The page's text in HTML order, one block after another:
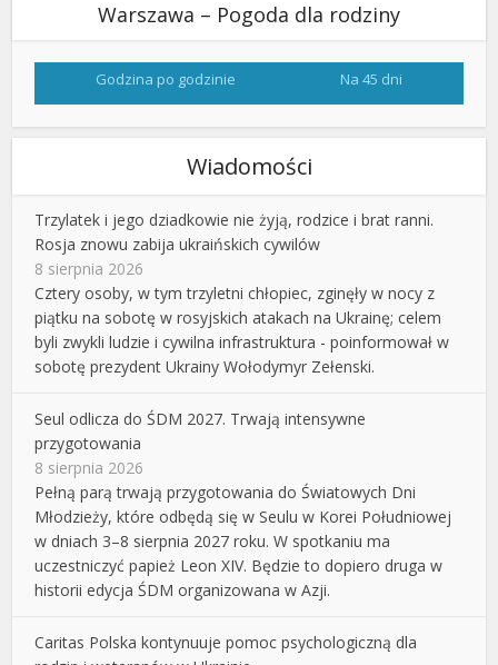
Warszawa – Pogoda dla rodziny
Godzina po godzinie Na 45 dni
Wiadomości
Trzylatek i jego dziadkowie nie żyją, rodzice i brat ranni.
Rosja znowu zabija ukraińskich cywilów
8 sierpnia 2026
Cztery osoby, w tym trzyletni chłopiec, zginęły w nocy z
piątku na sobotę w rosyjskich atakach na Ukrainę; celem
byli zwykli ludzie i cywilna infrastruktura - poinformował w
sobotę prezydent Ukrainy Wołodymyr Zełenski.
Seul odlicza do ŚDM 2027. Trwają intensywne
przygotowania
8 sierpnia 2026
Pełną parą trwają przygotowania do Światowych Dni
Młodzieży, które odbędą się w Seulu w Korei Południowej
w dniach 3–8 sierpnia 2027 roku. W spotkaniu ma
uczestniczyć papież Leon XIV. Będzie to dopiero druga w
historii edycja ŚDM organizowana w Azji.
Caritas Polska kontynuuje pomoc psychologiczną dla